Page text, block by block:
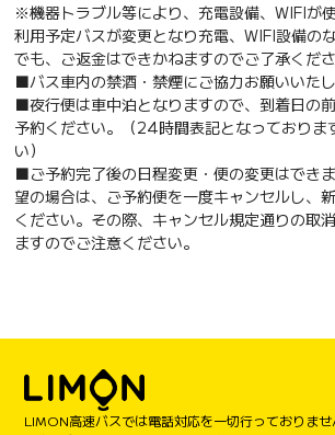
※機器トラブル等により、充電設備、WIFIが
利用予定バスが変更となり充電、WIFI設備の
でも、ご返金はできかねますのでご了承くださ
■バス車内の禁酒・禁煙にご協力お願いいたし
■夜行便は車中泊となりますので、到着日の
予約ください。（24時間表記となっておりま
い）
■ご予約完了後の日程変更・便の変更はでき
望の場合は、ご予約便を一度キャンセルし、
ください。その際、キャンセル規定通りの取
ますのでご注意ください。
LIMON高速バスでは電話対応を一切行っておりませ